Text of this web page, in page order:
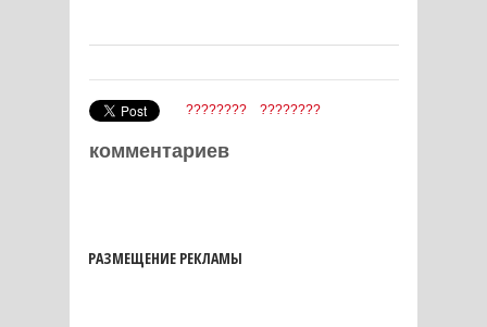
???????? ????????
комментариев
РАЗМЕЩЕНИЕ РЕКЛАМЫ